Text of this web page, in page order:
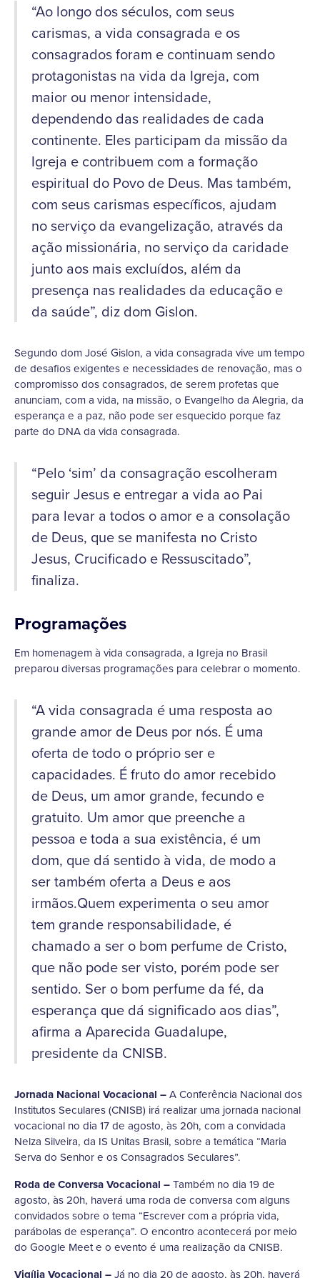
“Ao longo dos séculos, com seus
carismas, a vida consagrada e os
consagrados foram e continuam sendo
protagonistas na vida da Igreja, com
maior ou menor intensidade,
dependendo das realidades de cada
continente. Eles participam da missão da
Igreja e contribuem com a formação
espiritual do Povo de Deus. Mas também,
com seus carismas específicos, ajudam
no serviço da evangelização, através da
ação missionária, no serviço da caridade
junto aos mais excluídos, além da
presença nas realidades da educação e
da saúde”, diz dom Gislon.
Segundo dom José Gislon, a vida consagrada vive um tempo
de desafios exigentes e necessidades de renovação, mas o
compromisso dos consagrados, de serem profetas que
anunciam, com a vida, na missão, o Evangelho da Alegria, da
esperança e a paz, não pode ser esquecido porque faz
parte do DNA da vida consagrada.
“Pelo ‘sim’ da consagração escolheram
seguir Jesus e entregar a vida ao Pai
para levar a todos o amor e a consolação
de Deus, que se manifesta no Cristo
Jesus, Crucificado e Ressuscitado”,
finaliza.
Programações
Em homenagem à vida consagrada, a Igreja no Brasil
preparou diversas programações para celebrar o momento.
“A vida consagrada é uma resposta ao
grande amor de Deus por nós. É uma
oferta de todo o próprio ser e
capacidades. É fruto do amor recebido
de Deus, um amor grande, fecundo e
gratuito. Um amor que preenche a
pessoa e toda a sua existência, é um
dom, que dá sentido à vida, de modo a
ser também oferta a Deus e aos
irmãos.Quem experimenta o seu amor
tem grande responsabilidade, é
chamado a ser o bom perfume de Cristo,
que não pode ser visto, porém pode ser
sentido. Ser o bom perfume da fé, da
esperança que dá significado aos dias”,
afirma a Aparecida Guadalupe,
presidente da CNISB.
Jornada Nacional Vocacional –A Conferência Nacional dos
Institutos Seculares (CNISB) irá realizar uma jornada nacional
vocacional no dia 17 de agosto, às 20h, com a convidada
Nelza Silveira, da IS Unitas Brasil, sobre a temática “Maria
Serva do Senhor e os Consagrados Seculares”.
Roda de Conversa Vocacional –Também no dia 19 de
agosto, às 20h, haverá uma roda de conversa com alguns
convidados sobre o tema “Escrever com a própria vida,
parábolas de esperança”. O encontro acontecerá por meio
do Google Meet e o evento é uma realização da CNISB.
Vigília Vocacional –Já no dia 20 de agosto, às 20h, haverá